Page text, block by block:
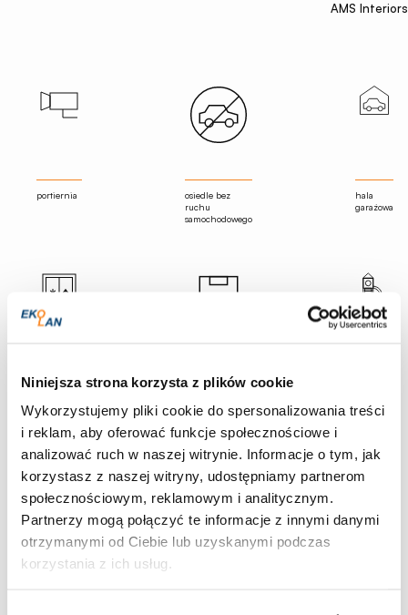
Niniejsza strona korzysta z plików cookie
Wykorzystujemy pliki cookie do spersonalizowania treści
i reklam, aby oferować funkcje społecznościowe i
analizować ruch w naszej witrynie. Informacje o tym, jak
korzystasz z naszej witryny, udostępniamy partnerom
społecznościowym, reklamowym i analitycznym.
Partnerzy mogą połączyć te informacje z innymi danymi
otrzymanymi od Ciebie lub uzyskanymi podczas
korzystania z ich usług.
AMS Interiors
portiernia
osiedle bez
ruchu
samochodowego
hala
garażowa
winda boisko
zielone